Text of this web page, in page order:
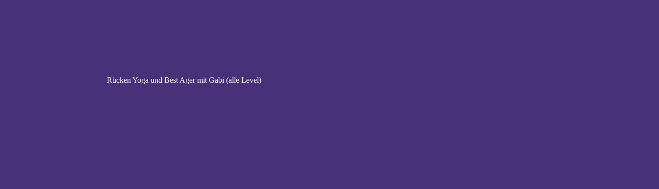
Rücken Yoga und Best Ager mit Gabi (alle Level)